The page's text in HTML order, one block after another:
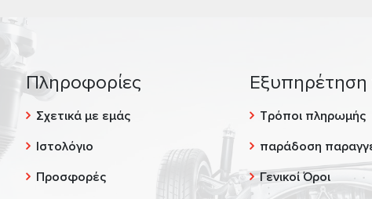
Πληροφορίες
Σχετικά με εμάς
Ιστολόγιο
Προσφορές
Τρόποι πληρωμής
παράδοση
Γενικοί Όροι